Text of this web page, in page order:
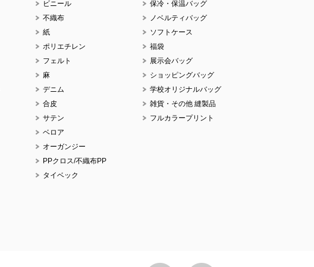
ビニール
不織布
紙
ポリエチレン
フェルト
麻
デニム
合皮
サテン
ベロア
オーガンジー
PPクロス/不織布PP
タイベック
保冷・保温バッグ
ノベルティバッグ
ソフトケース
福袋
展示会バッグ
ショッピングバッグ
学校オリジナルバッグ
雑貨・その他 縫製品
フルカラープリント